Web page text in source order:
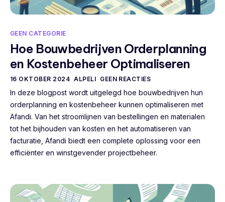
GEEN CATEGORIE
Hoe Bouwbedrijven Orderplanning
en Kostenbeheer Optimaliseren
16 OKTOBER 2024 ALPELI GEEN REACTIES
In deze blogpost wordt uitgelegd hoe bouwbedrijven hun
orderplanning en kostenbeheer kunnen optimaliseren met
Afandi. Van het stroomlijnen van bestellingen en materialen
tot het bijhouden van kosten en het automatiseren van
facturatie, Afandi biedt een complete oplossing voor een
efficiënter en winstgevender projectbeheer.